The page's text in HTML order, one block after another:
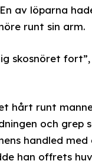
av löparna
runt sin arm.
skosnöret
hårt runt
och grep
handled
han offrets